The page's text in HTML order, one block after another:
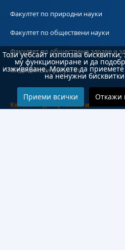
Факултет по природни науки
Факултет по обществени науки
Факултет по обществено здраве и
Медицински факултет
Колежи и департаменти
Този уебсайт използва
му функциониране и да
изживяване. Можете да приемете
на ненужни
Приеми всички Откажи